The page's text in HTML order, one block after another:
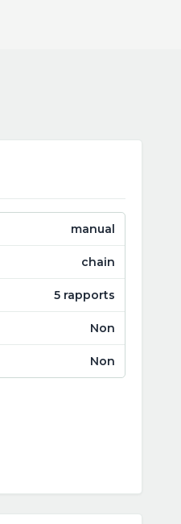
manual
chain
5 rapports
Non
Non